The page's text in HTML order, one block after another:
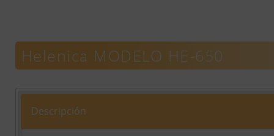
Helenica MODELO HE-650
Descripción